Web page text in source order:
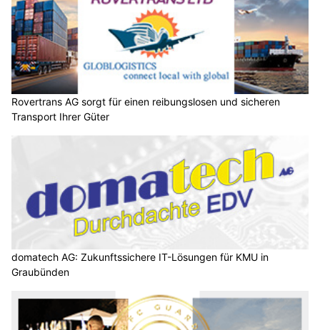
Rovertrans AG sorgt für einen reibungslosen und sicheren
Transport Ihrer Güter
domatech AG: Zukunftssichere IT-Lösungen für KMU in
Graubünden